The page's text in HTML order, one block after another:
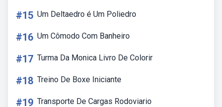
#15 Um Deltaedro é Um Poliedro
#16 Um Cômodo Com Banheiro
#17 Turma Da Monica Livro De Colorir
#18 Treino De Boxe Iniciante
#19 Transporte De Cargas Rodoviario